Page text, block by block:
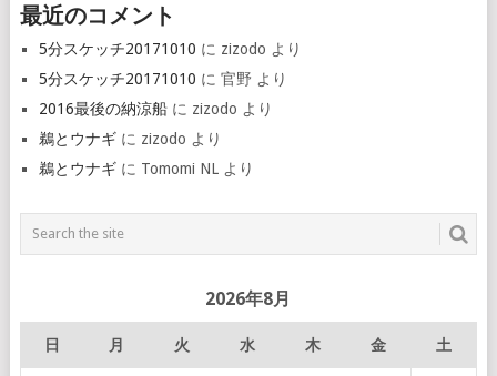
最近のコメント
5分スケッチ20171010 に zizodo より
5分スケッチ20171010 に 官野 より
2016最後の納涼船に zizodo より
鵜とウナギに zizodo より
鵜とウナギに Tomomi NLより
2026年8月
日 月 火 水 木 金 土